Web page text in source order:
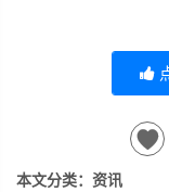
本文分类： 资讯